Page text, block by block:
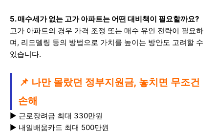
5. 매수세가 없는 고가 아파트는 어떤 대비책이 필요할까요?
고가 아파트의 경우 가격 조정 또는 매수 유인 전략이 필요하
며, 리모델링 등의 방법으로 가치를 높이는 방안도 고려할 수
있습니다.
📌 나만 몰랐던 정부지원금, 놓치면 무조건
손해
▶ 근로장려금 최대 330만원
▶ 내일배움카드 최대 500만원